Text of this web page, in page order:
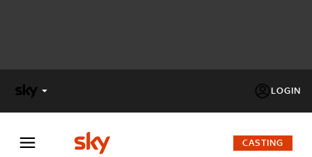
LOGIN
FACTOR
CASTING